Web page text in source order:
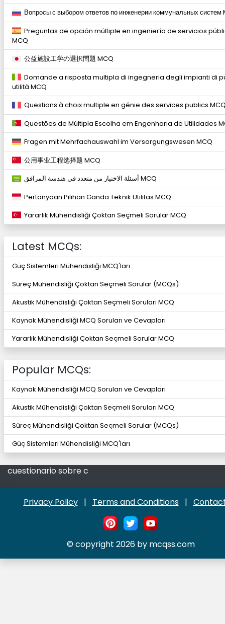
Вопросы с выбором ответов по инженерии коммунальных систем
Preguntas de opción múltiple en ingeniería de servicios
MCQ
公益施設工学の選択問題 MCQ
Domande a risposta multipla di ingegneria degli impianti di
utilità MCQ
Questions à choix multiple en génie des services publics
Questões de Múltipla Escolha em Engenharia de Utilidades
Fragen mit Mehrfachauswahl im Versorgungswesen MCQ
公用事业工程选择题 MCQ
أسئلة الاختيار من متعدد في هندسة المرافق MCQ
Pertanyaan Pilihan Ganda Teknik Utilitas MCQ
Yararlık Mühendisliği Çoktan Seçmeli Sorular MCQ
Latest MCQs:
Güç Sistemleri Mühendisliği MCQ'ları
Süreç Mühendisliği Çoktan Seçmeli Sorular (MCQs)
Akustik Mühendisliği Çoktan Seçmeli Soruları MCQ
Kaynak Mühendisliği MCQ Soruları ve Cevapları
Yararlık Mühendisliği Çoktan Seçmeli Sorular MCQ
Popular MCQs:
Kaynak Mühendisliği MCQ Soruları ve Cevapları
Akustik Mühendisliği Çoktan Seçmeli Soruları MCQ
Süreç Mühendisliği Çoktan Seçmeli Sorular (MCQs)
Güç Sistemleri Mühendisliği MCQ'ları
cuestionario sobre c
Privacy Policy | Terms and Conditions |
© copyright 2026 by mcqss.com